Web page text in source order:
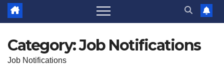
Category:Job Notifications
Job Notifications